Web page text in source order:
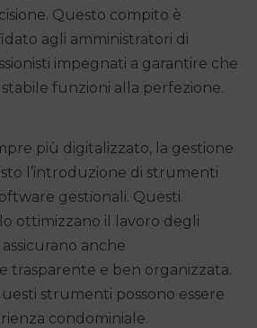
Questo compito è
agli amministratori di
impegnati a garantire che
funzioni alla perfezione.
più digitalizzato, la gestione
l’introduzione di strumenti
gestionali. Questi
ottimizzano il lavoro degli
anche
trasparente e ben organizzata.
strumenti possono essere
condominiale.